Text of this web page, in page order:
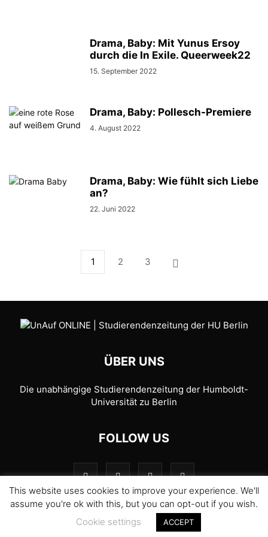
Drama, Baby: Mit Yunus Ersoy
durch die In Exile. Queerweek22
15. September 2022
Drama, Baby: Pollesch-Premiere
4. August 2022
Drama, Baby: Wie fühlt sich Liebe
an?
22. Juni 2022
1 2 3
ÜBER UNS
Die unabhängige Studierendenzeitung der Humboldt-
Universität zu Berlin
FOLLOW US
© 1989-2026 UnAufgefordert
This website uses cookies to improve your experience. We'll
assume you're ok with this, but you can opt-out if you wish.
Cookie settings
ACCEPT